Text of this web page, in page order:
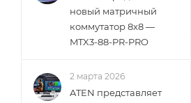
новый матричный
коммутатор 8x8 —
MTX3-88-PR-PRO
2 марта 2026
ATEN представляет